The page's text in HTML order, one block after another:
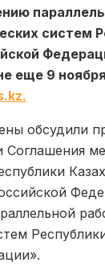
систем
еще 9
обсудили
Соглашения